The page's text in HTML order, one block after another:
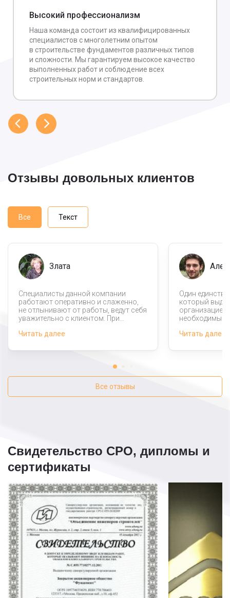
Высокий профессионализм
Наша команда состоит из квалифицированных
специалистов с многолетним опытом
в строительстве фундаментов различных типов
и сложности. Мы гарантируем высокое качество
выполненных работ и соблюдение всех
строительных норм и стандартов.
Отзывы довольных клиентов
Все Текст
Злата
Специалисты данной компании
работают оперативно и слаженно,
не отлынивают от работы, ведут себя
уважительно с клиентом. При
вопросы, поэтому и ошибок с их
выбрала именно данную компанию
Читать далее
Один
который
организацией
необходимые
импортную
всем
Читать далее
Все отзывы
Свидетельство СРО, дипломы и
сертификаты